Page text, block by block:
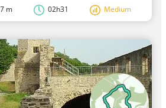
m 02h31 Medium